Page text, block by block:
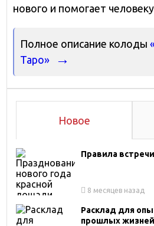
нового и помогает
Полное описание колоды
Таро»
Новое
Правила
8 месяцев назад
Расклад для
прошлых